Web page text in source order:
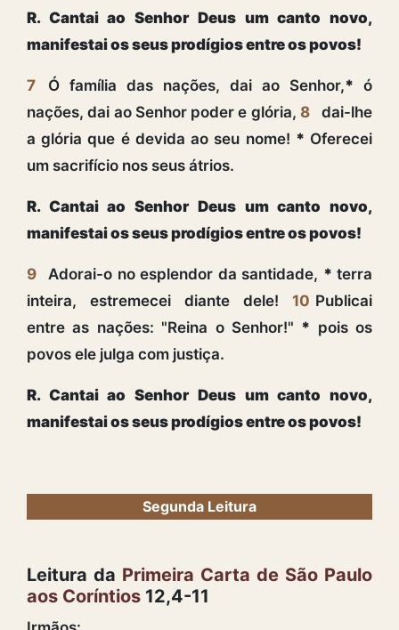
R. Cantai ao Senhor Deus um canto novo,
manifestai os seus prodígios entre os povos!
7 Ó família das nações, dai ao Senhor,* ó
nações, dai ao Senhor poder e glória, 8
dai-lhe
a glória que é devida ao seu nome! * Oferecei
um sacrifício nos seus átrios.
R. Cantai ao Senhor Deus um canto novo,
manifestai os seus prodígios entre os povos!
9 Adorai-o no esplendor da santidade, * terra
inteira, estremecei diante dele! 10 Publicai
entre as nações: "Reina o Senhor!" * pois os
povos ele julga com justiça.
R. Cantai ao Senhor Deus um canto novo,
manifestai os seus prodígios entre os povos!
Segunda Leitura
Leitura da Primeira Carta de São Paulo
aos Coríntios 12,4-11